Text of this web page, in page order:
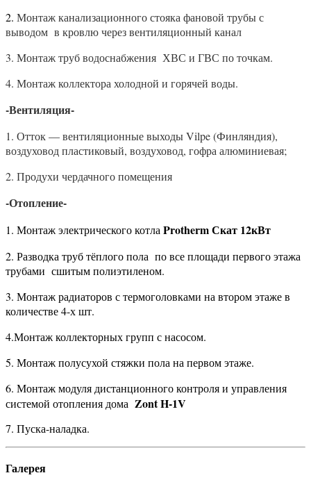
2. Монтаж канализационного стояка фановой трубы с
выводом в кровлю через вентиляционный канал
3. Монтаж труб водоснабжения ХВС и ГВС по точкам.
4. Монтаж коллектора холодной и горячей воды.
-Вентиляция-
1. Отток — вентиляционные выходы Vilpe (Финляндия),
воздуховод пластиковый, воздуховод, гофра алюминиевая;
2. Продухи чердачного помещения
-Отопление-
1. Монтаж электрического котла Protherm Скат 12кВт
2. Разводка труб тёплого пола по все площади первого этажа
трубами сшитым полиэтиленом.
3. Монтаж радиаторов с термоголовками на втором этаже в
количестве 4-х шт.
4.Монтаж коллекторных групп с насосом.
5. Монтаж полусухой стяжки пола на первом этаже.
6. Монтаж модуля дистанционного контроля и управления
системой отопления дома ZontH-1V
7. Пуска-наладка.
Галерея